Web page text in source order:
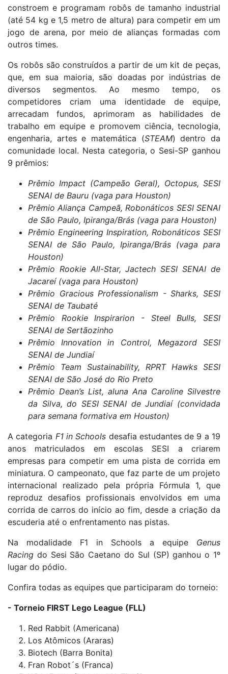
constroem e programam robôs de tamanho industrial
(até 54 kg e 1,5 metro de altura) para competir em um
jogo de arena, por meio de alianças formadas com
outros times.
Os robôs são construídos a partir de um kit de peças,
que, em sua maioria, são doadas por indústrias de
diversos segmentos. Ao mesmo tempo, os
competidores criam uma identidade de equipe,
arrecadam fundos, aprimoram as habilidades de
trabalho em equipe e promovem ciência, tecnologia,
engenharia, artes e matemática (STEAM) dentro da
comunidade local. Nesta categoria, o Sesi-SP ganhou
9 prêmios:
Prêmio Impact (Campeão Geral), Octopus, SESI
SENAI de Bauru (vaga para Houston)
Prêmio Aliança Campeã, Robonáticos SESI SENAI
de São Paulo, Ipiranga/Brás (vaga para Houston)
Prêmio Engineering Inspiration, Robonáticos SESI
SENAI de São Paulo, Ipiranga/Brás (vaga para
Houston)
Prêmio Rookie All-Star, Jactech SESI SENAI de
Jacareí (vaga para Houston)
Prêmio Gracious Professionalism - Sharks, SESI
SENAI de Taubaté
Prêmio Rookie Inspirarion - Steel Bulls, SESI
SENAI de Sertãozinho
Prêmio Innovation in Control, Megazord SESI
SENAI de Jundiaí
Prêmio Team Sustainability, RPRT Hawks SESI
SENAI de São José do Rio Preto
Prêmio Dean’s List, aluna Ana Caroline Silvestre
da Silva, do SESI SENAI de Jundiaí (convidada
para semana formativa em Houston)
A categoria F1 in Schools desafia estudantes de 9 a 19
anos matriculados em escolas SESI a criarem
empresas para competir em uma pista de corrida em
miniatura. O campeonato, que faz parte de um projeto
internacional realizado pela própria Fórmula 1, que
reproduz desafios profissionais envolvidos em uma
corrida de carros do início ao fim, desde a criação da
escuderia até o enfrentamento nas pistas.
Na modalidade F1 in Schools a equipe Genus
Racing do Sesi São Caetano do Sul (SP) ganhou o 1º
lugar do pódio.
Confira todas as equipes que participaram do torneio:
- Torneio FIRST Lego League (FLL)
Red Rabbit (Americana)
Los Atômicos (Araras)
Biotech (Barra Bonita)
Fran Robot´s (Franca)